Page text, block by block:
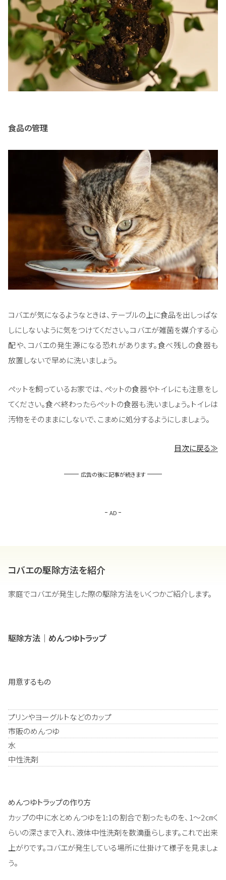
食品の管理
コバエが気になるようなときは、テーブルの上に食品を出しっぱな
しにしないように気をつけてください。コバエが雑菌を媒介する心
配や、コバエの発生源になる恐れがあります。食べ残しの食器も
放置しないで早めに洗いましょう。
ペットを飼っているお家では、ペットの食器やトイレにも注意をし
てください。食べ終わったらペットの食器も洗いましょう。トイレは
汚物をそのままにしないで、こまめに処分するようにしましょう。
目次に戻る≫
広告の後に記事が続きます
AD
コバエの駆除方法を紹介
家庭でコバエが発生した際の駆除方法をいくつかご紹介します。
駆除方法｜めんつゆトラップ
用意するもの
プリンやヨーグルトなどのカップ
市販のめんつゆ
水
中性洗剤
めんつゆトラップの作り方
カップの中に水とめんつゆを1:1の割合で割ったものを、1～2㎝く
らいの深さまで入れ、液体中性洗剤を数滴垂らします。これで出来
上がりです。コバエが発生している場所に仕掛けて様子を見ましょ
う。